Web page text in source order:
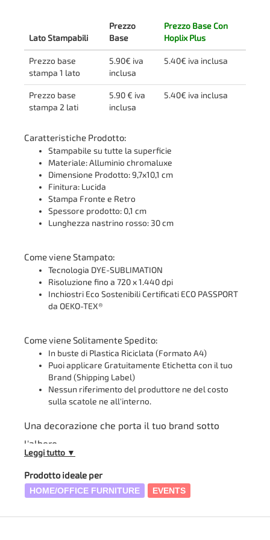
Lato Stampabili
Prezzo
Base
Prezzo Base Con
Hoplix Plus
Prezzo base
stampa 1 lato
5.90€ iva
inclusa
5.40€ iva inclusa
Prezzo base
stampa 2 lati
5.90 € iva
inclusa
5.40€ iva inclusa
Caratteristiche Prodotto:
Stampabile su tutte la superficie
Materiale: Alluminio chromaluxe
Dimensione Prodotto: 9,7x10,1 cm
Finitura: Lucida
Stampa Fronte e Retro
Spessore prodotto: 0,1 cm
Lunghezza nastrino rosso: 30 cm
Come viene Stampato:
Tecnologia DYE-SUBLIMATION
Risoluzione fino a 720 x 1.440 dpi
Inchiostri Eco Sostenibili Certificati ECO PASSPORT
da OEKO-TEX®
Come viene Solitamente Spedito:
In buste di Plastica Riciclata (Formato A4)
Puoi applicare Gratuitamente Etichetta con il tuo
Brand (Shipping Label)
Nessun riferimento del produttore ne del costo
sulla scatole ne all'interno.
Una decorazione che porta il tuo brand sotto
l'albero
come soluzione di personalizzazione per chi cerca un oggetto
decorativo con un livello di finitura superiore rispetto alle
Leggi tutto ▼
Prodotto ideale per
HOME/OFFICE FURNITURE EVENTS